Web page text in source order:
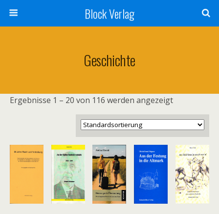
Block Verlag
Geschichte
Ergebnisse 1 – 20 von 116 werden angezeigt